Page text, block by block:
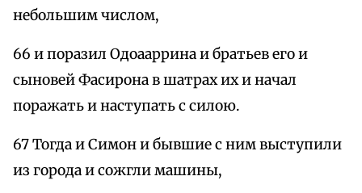
небольшим числом,
66 и поразил Одоааррина и братьев его и
сыновей Фасирона в шатрах их и начал
поражать и наступать с силою.
67 Тогда и Симон и бывшие с ним выступили
из города и сожгли машины,